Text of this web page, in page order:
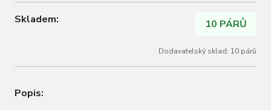
Skladem: 10 PÁRŮ
Dodavatelský sklad: 10 párů
Popis: